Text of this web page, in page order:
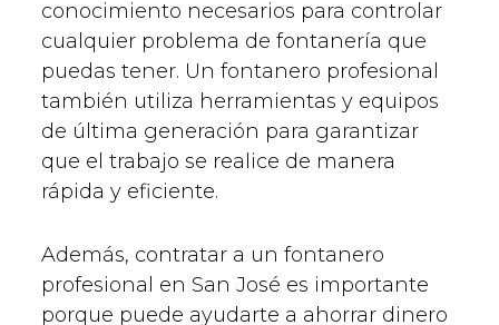
conocimiento necesarios para controlar
cualquier problema de fontanería que
puedas tener. Un fontanero profesional
también utiliza herramientas y equipos
de última generación para garantizar
que el trabajo se realice de manera
rápida y eficiente.
Además, contratar a un fontanero
profesional en San José es importante
porque puede ayudarte a ahorrar dinero